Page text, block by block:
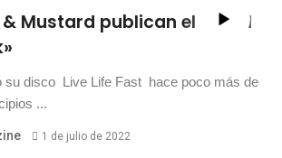
& Mustard publican el visual
su disco Live Life Fast hace poco más de
...
1 de julio de 2022